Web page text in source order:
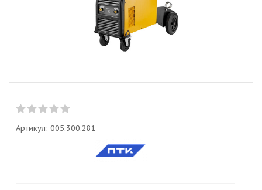
Артикул: 005.300.281